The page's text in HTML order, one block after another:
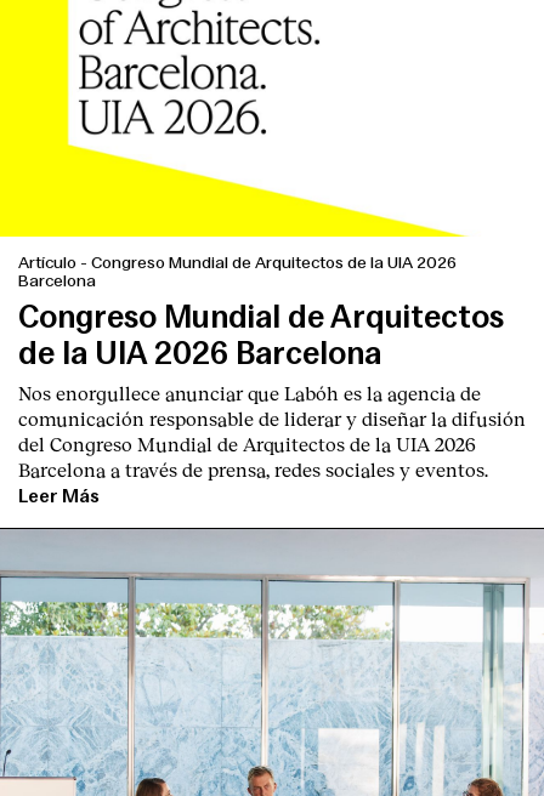
Artículo - Congreso Mundial de Arquitectos de la UIA 2026
Barcelona
Congreso Mundial de Arquitectos
de la UIA 2026 Barcelona
Nos enorgullece anunciar que Labóh es la agencia de
comunicación responsable de liderar y diseñar la difusión
del Congreso Mundial de Arquitectos de la UIA 2026
Barcelona a través de prensa, redes sociales y eventos.
Leer Más